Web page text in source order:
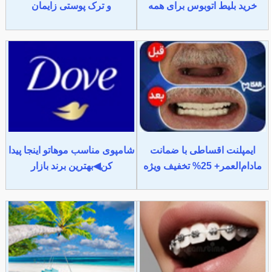
خرید بلیط اتوبوس برای همه
و ترک پوستی زایمان
ایمپلنت اقساطی با ضمانت
مادام‌العمر+ 25% تخفیف ویژه
شامپوی مناسب موهاتو اینجا پیدا
کن◀بهترین برند بازار